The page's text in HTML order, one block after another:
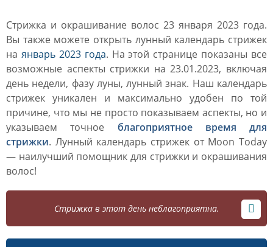
Стрижка и окрашивание волос 23 января 2023 года.
Вы также можете открыть лунный календарь стрижек
на январь 2023 года. На этой странице показаны все
возможные аспекты стрижки на 23.01.2023, включая
день недели, фазу луны, лунный знак. Наш календарь
стрижек уникален и максимально удобен по той
причине, что мы не просто показываем аспекты, но и
указываем точное благоприятное время для
стрижки. Лунный календарь стрижек от Moon Today
— наилучший помощник для стрижки и окрашивания
волос!
Стрижка в этот день неблагоприятна.